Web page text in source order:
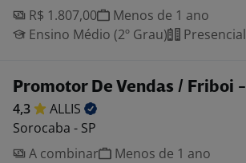
R$ 1.807,00
Menos de 1 ano
Ensino Médio (2º Grau)
Presencial
Promotor De Vendas / Friboi -
4,3
ALLIS
Sorocaba - SP
A combinar
Menos de 1 ano